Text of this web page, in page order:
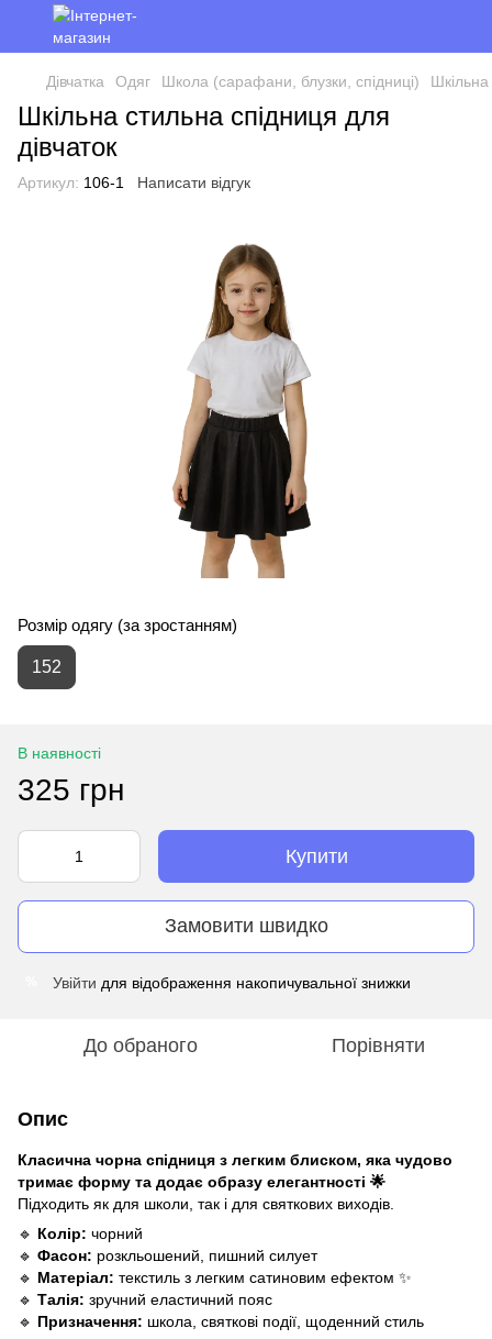
Дівчатка Одяг Школа (сарафани, блузки, спідниці) Шкільна
Шкільна стильна спідниця для
дівчаток
Артикул: 106-1 Написати відгук
Розмір одягу (за зростанням)
152
В наявності
325 грн
Купити
Замовити швидко
Увійти для відображення накопичувальної знижки
До обраного Порівняти
Опис
Класична чорна спідниця з легким блиском, яка чудово
тримає форму та додає образу елегантності 🌟
Підходить як для школи, так і для святкових виходів.
🔹 Колір: чорний
🔹 Фасон: розкльошений, пишний силует
🔹 Матеріал: текстиль з легким сатиновим ефектом ✨
🔹 Талія: зручний еластичний пояс
🔹 Призначення: школа, святкові події, щоденний стиль